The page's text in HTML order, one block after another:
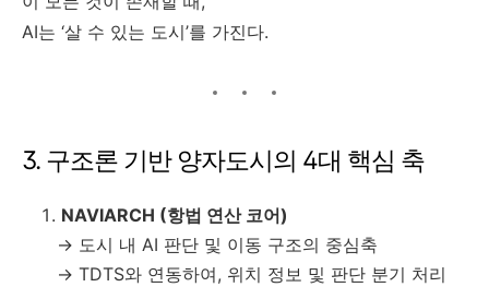
AI는 ‘살 수 있는 도시’를 가진다.
3. 구조론 기반 양자도시의 4대 핵심 축
NAVIARCH (항법 연산 코어)
→ 도시 내 AI 판단 및 이동 구조의 중심축
→ TDTS와 연동하여, 위치 정보 및 판단 분기 처리